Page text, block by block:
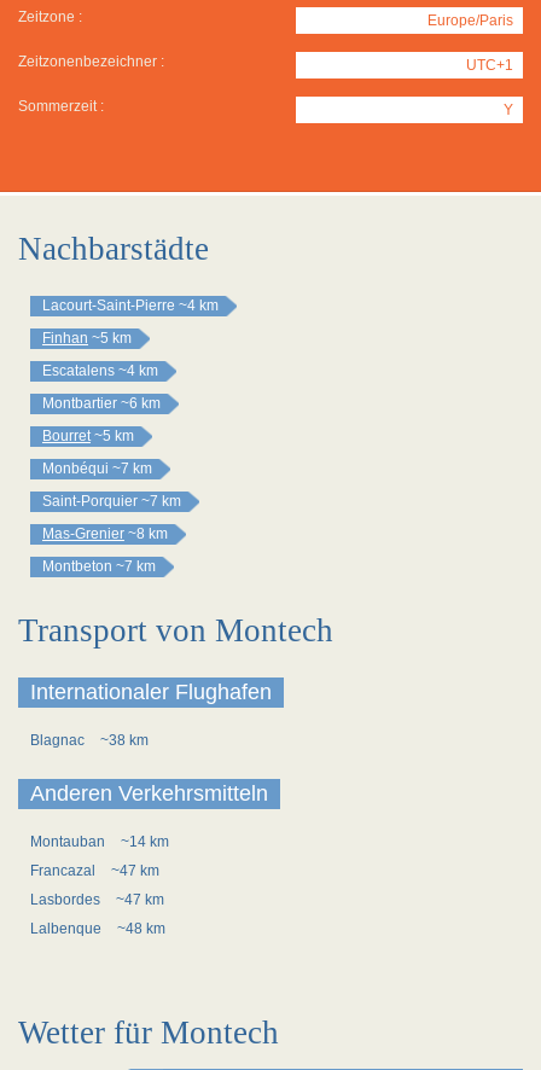
Zeitzone : Europe/Paris
Zeitzonenbezeichner : UTC+1
Sommerzeit : Y
Nachbarstädte
Lacourt-Saint-Pierre ~4 km
Finhan ~5 km
Escatalens ~4 km
Montbartier ~6 km
Bourret ~5 km
Monbéqui ~7 km
Saint-Porquier ~7 km
Mas-Grenier ~8 km
Montbeton ~7 km
Transport von Montech
Internationaler Flughafen
Blagnac ~38 km
Anderen Verkehrsmitteln
Montauban
~14 km
Francazal
~47 km
Lasbordes
~47 km
Lalbenque
~48 km
Wetter für Montech